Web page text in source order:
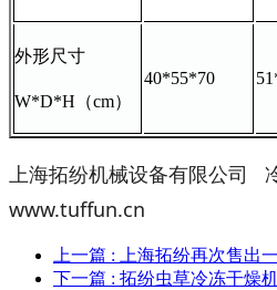
外形尺寸
W*D*H（cm）
40*55*70
上海拓纷机械设备有限公司
www.tuffun.cn
上一篇 : 上海拓纷再次售出
下一篇 : 拓纷虫草冷冻干燥